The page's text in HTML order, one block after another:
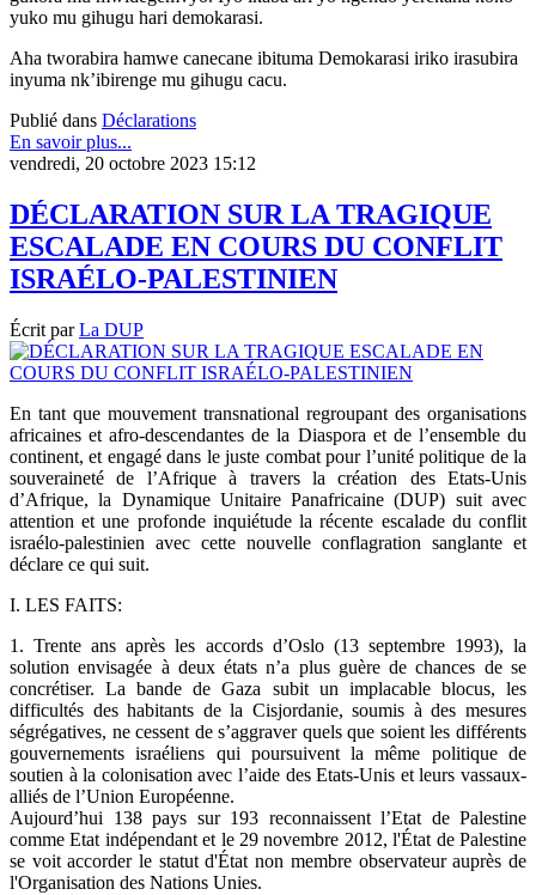
yuko mu gihugu hari demokarasi.
Aha tworabira hamwe canecane ibituma Demokarasi iriko irasubira
inyuma nk’ibirenge mu gihugu cacu.
Publié dans Déclarations
En savoir plus...
vendredi, 20 octobre 2023 15:12
DÉCLARATION SUR LA TRAGIQUE
ESCALADE EN COURS DU CONFLIT
ISRAÉLO-PALESTINIEN
Écrit parLa DUP
En tant que mouvement transnational regroupant des organisations
africaines et afro-descendantes de la Diaspora et de l’ensemble du
continent, et engagé dans le juste combat pour l’unité politique de la
souveraineté de l’Afrique à travers la création des Etats-Unis
d’Afrique, la Dynamique Unitaire Panafricaine (DUP) suit avec
attention et une profonde inquiétude la récente escalade du conflit
israélo-palestinien avec cette nouvelle conflagration sanglante et
déclare ce qui suit.
I. LES FAITS:
1. Trente ans après les accords d’Oslo (13 septembre 1993), la
solution envisagée à deux états n’a plus guère de chances de se
concrétiser. La bande de Gaza subit un implacable blocus, les
difficultés des habitants de la Cisjordanie, soumis à des mesures
ségrégatives, ne cessent de s’aggraver quels que soient les différents
gouvernements israéliens qui poursuivent la même politique de
soutien à la colonisation avec l’aide des Etats-Unis et leurs vassaux-
alliés de l’Union Européenne.
Aujourd’hui 138 pays sur 193 reconnaissent l’Etat de Palestine
comme Etat indépendant et le 29 novembre 2012, l'État de Palestine
se voit accorder le statut d'État non membre observateur auprès de
l'Organisation des Nations Unies.